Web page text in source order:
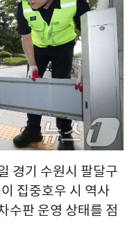
경기 수원시 팔달구
집중호우 시 역사
수판 운영 상태를 점